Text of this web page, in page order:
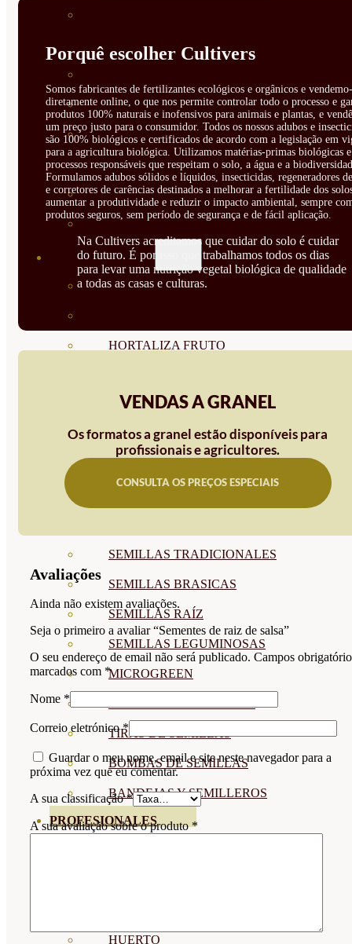
SUELO
MATERIAS PRIMAS
PROTECCIÓN CULTIVOS Y
PLANTAS
PLANTAS INTERIOR
GROWPUNCH
SEMILLAS
VER TODAS
HORTALIZA FRUTO
SEMILLAS AROMÁTICAS
SEMILLAS TRADICIONALES
SEMILLAS BRASICAS
SEMILLAS RAÍZ
SEMILLAS LEGUMINOSAS
MICROGREEN
TIRAS DE SEMILLAS
BOMBAS DE SEMILLAS
BANDEJAS Y SEMILLEROS
PROFESIONALES
HUERTO
Porquê escolher Cultivers
Somos fabricantes de fertilizantes ecológicos e orgânicos e
diretamente online, o que nos permite controlar todo o processo e
produtos 100% naturais e inofensivos para animais e plantas, e
um preço justo para o consumidor. Todos os nossos adubos e
são 100% biológicos e certificados de acordo com a legislação em
para a agricultura biológica. Utilizamos matérias-primas biológicas e
processos responsáveis que respeitam o solo, a água e a
Formulamos adubos sólidos e líquidos, insecticidas, regeneradores
e corretores de carências destinados a melhorar a fertilidade dos
aumentar a produtividade e reduzir o impacto ambiental, sempre
produtos seguros, sem período de segurança e de fácil aplicação.
Na Cultivers acreditamos que cuidar do solo é cuidar
do futuro. É por isso que trabalhamos todos os dias
para levar uma nutrição vegetal biológica de qualidade
a todas as casas e culturas.
VENDAS A GRANEL
Os formatos a granel estão disponíveis para
profissionais e agricultores.
CONSULTA OS PREÇOS ESPECIAIS
Avaliações
Ainda não existem avaliações.
Seja o primeiro a avaliar “Sementes de raiz de salsa”
O seu endereço de email não será publicado. Campos
marcados com *
Nome *
Correio eletrónico*
Guardar o meu nome, email e site neste navegador para a
próxima vez que eu comentar.
A sua classificação*
A sua avaliação sobre o produto*